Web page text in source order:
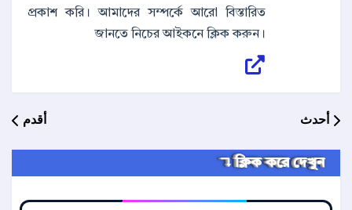
প্রকাশ করি। আমাদের সম্পর্কে আরো বিস্তারিত
জানতে নিচের আইকনে ক্লিক করুন।
أحدث أقدم
ক্লিক করে দেখুন ↴